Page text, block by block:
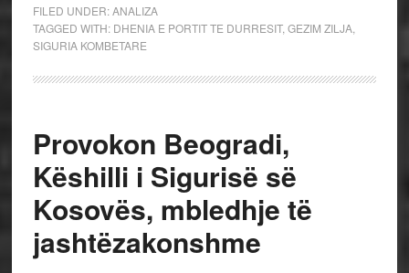
FILED UNDER:ANALIZA
TAGGED WITH: DHENIA E PORTIT TE DURRESIT,GEZIM ZILJA,
SIGURIA KOMBETARE
Provokon Beogradi,
Këshilli i Sigurisë së
Kosovës, mbledhje të
jashtëzakonshme